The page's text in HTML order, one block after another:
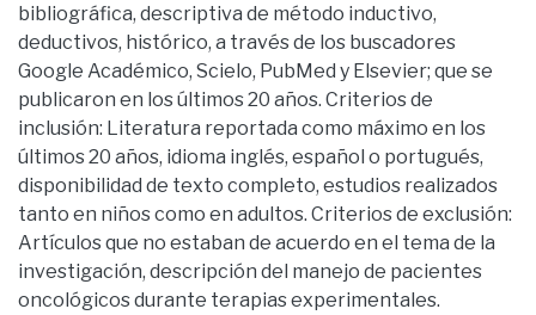
bibliográfica, descriptiva de método inductivo,
deductivos, histórico, a través de los buscadores
Google Académico, Scielo, PubMed y Elsevier; que se
publicaron en los últimos 20 años. Criterios de
inclusión: Literatura reportada como máximo en los
últimos 20 años, idioma inglés, español o portugués,
disponibilidad de texto completo, estudios realizados
tanto en niños como en adultos. Criterios de exclusión:
Artículos que no estaban de acuerdo en el tema de la
investigación, descripción del manejo de pacientes
oncológicos durante terapias experimentales.